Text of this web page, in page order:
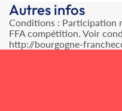
Autres infos
Conditions : Participation
FFA compétition. Voir
http://bourgogne-